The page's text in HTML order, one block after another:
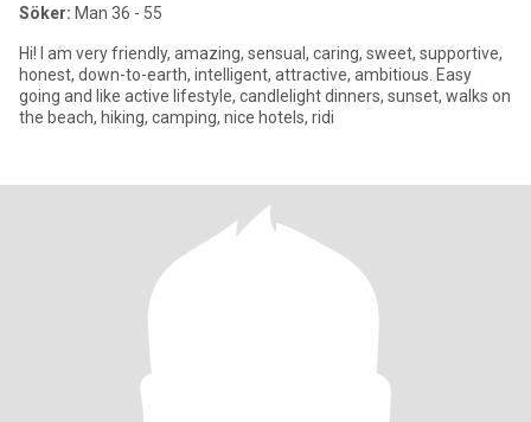
Söker: Man 36 - 55
Hi! I am very friendly, amazing, sensual, caring, sweet, supportive,
honest, down-to-earth, intelligent, attractive, ambitious. Easy
going and like active lifestyle, candlelight dinners, sunset, walks on
the beach, hiking, camping, nice hotels, ridi